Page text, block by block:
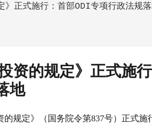
》正式施行：首部ODI专项行政法规
资的规定》正式施
地
规定》（国务院令第837号）正式施